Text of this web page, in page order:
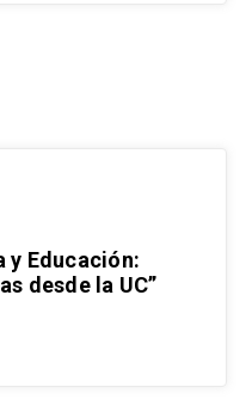
y Educación:
desde la UC”